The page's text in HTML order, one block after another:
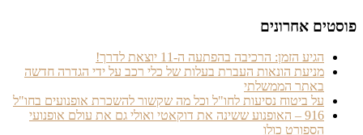
פוסטים אחרונים
הגיע הזמן: הרכיבה בהפתעה ה-11 יוצאת לדרך!
מניעת הונאות העברת בעלות של כלי רכב על ידי הגדרה חדשה
באתר הממשלתי
על ביטוח נסיעות לחו"ל וכל מה שקשור להשכרת אופנועים בחו"ל
916 – האופנוע ששינה את דוקאטי ואולי גם את עולם אופנועי
הספורט כולו